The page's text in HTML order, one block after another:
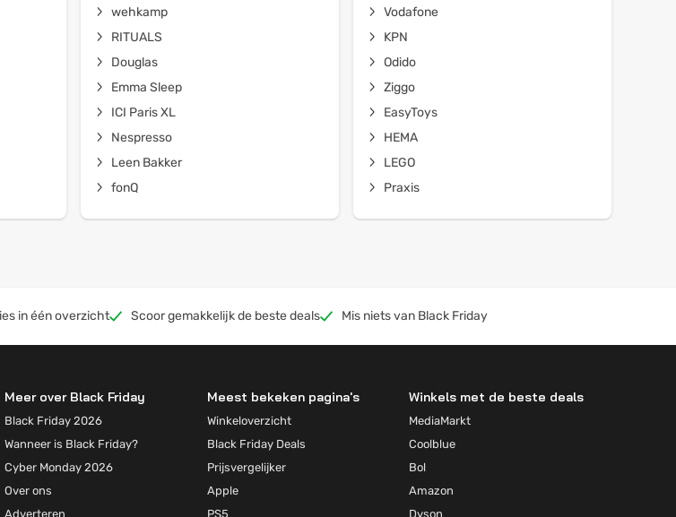
wehkamp
RITUALS
Douglas
Emma Sleep
ICI Paris XL
Nespresso
Leen Bakker
fonQ
Vodafone
KPN
Odido
Ziggo
EasyToys
HEMA
LEGO
Praxis
in één overzicht Scoor gemakkelijk de beste deals Mis niets van Black Friday
Meer over Black Friday
Black Friday 2026
Wanneer is Black Friday?
Cyber Monday 2026
Over ons
Adverteren
Meest bekeken pagina's
Winkeloverzicht
Black Friday Deals
Prijsvergelijker
Apple
PS5
Winkels met de beste deals
MediaMarkt
Coolblue
Bol
Amazon
Dyson